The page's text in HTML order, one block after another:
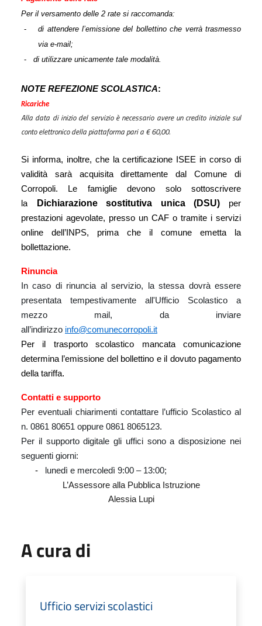
Per il versamento delle 2 rate si raccomanda:
-
di attendere l’emissione del bollettino che verrà trasmesso
via e-mail;
-
di utilizzare unicamente tale modalità.
NOTE REFEZIONE SCOLASTICA:
Ricariche
Alla data di inizio del servizio è necessario avere un credito iniziale sul
conto elettronico della piattaforma pari a € 60,00.
Si informa, inoltre, che la certificazione ISEE in corso di
validità sarà acquisita direttamente dal Comune di
Corropoli. Le famiglie devono solo sottoscrivere
la
Dichiarazione sostitutiva unica (DSU)
per
prestazioni agevolate, presso un CAF o tramite i servizi
online dell’INPS, prima che il comune emetta la
bollettazione.
Rinuncia
In caso di rinuncia al servizio, la stessa dovrà essere
presentata tempestivamente all'Ufficio Scolastico a
mezzo mail, da inviare
all’indirizzo info@comunecorropoli.it
Per il trasporto scolastico mancata comunicazione
determina l’emissione del bollettino e il dovuto pagamento
della tariffa.
Contatti e supporto
Per eventuali chiarimenti contattare l’ufficio Scolastico al
n. 0861 80651 oppure 0861 8065123.
Per il supporto digitale gli uffici sono a disposizione nei
seguenti giorni:
-
lunedì e mercoledì 9:00 – 13:00;
L’Assessore alla Pubblica Istruzione
Alessia Lupi
A cura di
Ufficio servizi scolastici